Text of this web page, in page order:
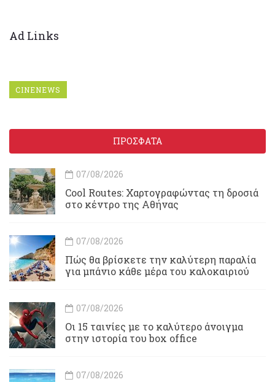
Ad Links
CINENEWS
ΠΡΟΣΦΑΤΑ
07/08/2026
Cool Routes: Χαρτογραφώντας τη δροσιά
στο κέντρο της Αθήνας
07/08/2026
Πώς θα βρίσκετε την καλύτερη παραλία
για μπάνιο κάθε μέρα του καλοκαιριού
07/08/2026
Οι 15 ταινίες με το καλύτερο άνοιγμα
στην ιστορία του box office
07/08/2026